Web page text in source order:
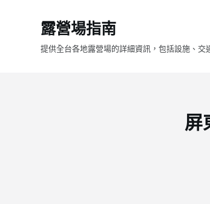
露營場指南
提供全台各地露營場的詳細資訊，包括設施、交
屏